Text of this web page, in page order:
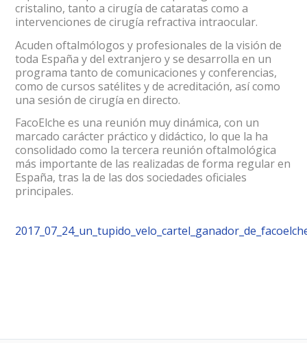
cristalino, tanto a cirugía de cataratas como a
intervenciones de cirugía refractiva intraocular.
Acuden oftalmólogos y profesionales de la visión de
toda España y del extranjero y se desarrolla en un
programa tanto de comunicaciones y conferencias,
como de cursos satélites y de acreditación, así como
una sesión de cirugía en directo.
FacoElche es una reunión muy dinámica, con un
marcado carácter práctico y didáctico, lo que la ha
consolidado como la tercera reunión oftalmológica
más importante de las realizadas de forma regular en
España, tras la de las dos sociedades oficiales
principales.